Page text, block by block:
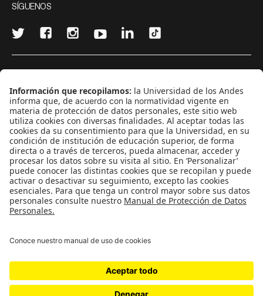
SÍGUENOS
CONTÁCTANOS
cerosetenta@uniandes.edu.co
BOGOTÁ, COLOMBIA
NEWSLETTER